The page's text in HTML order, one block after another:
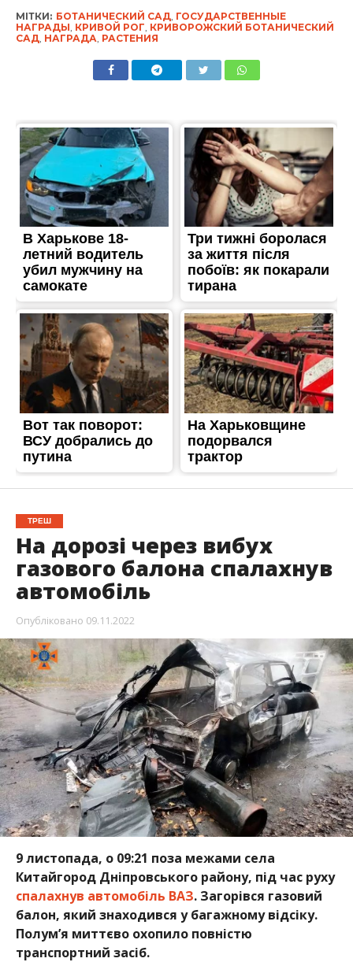
МІТКИ: БОТАНИЧЕСКИЙ САД, ГОСУДАРСТВЕННЫЕ
НАГРАДЫ, КРИВОЙ РОГ, КРИВОРОЖСКИЙ БОТАНИЧЕСКИЙ
САД, НАГРАДА, РАСТЕНИЯ
ТРЕШ
На дорозі через вибух
газового балона спалахнув
автомобіль
Опубліковано 09.11.2022
9 листопада, о 09:21 поза межами села
Китайгород Дніпровського району, під час руху
спалахнув автомобіль ВАЗ. Загорівся газовий
балон, який знаходився у багажному відсіку.
Полум’я миттєво охопило повністю
транспортний засіб.